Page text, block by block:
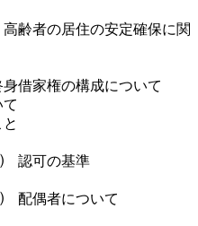
の居住の安定確保に関
家権の構成について
可の基準
偶者について